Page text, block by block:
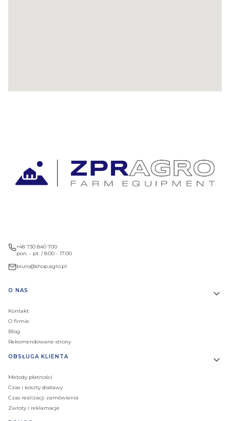
+48 730 840 700
pon. - pt. / 8:00 - 17:00
biuro@shop.agro.pl
Linki w stopce
O NAS
Kontakt
O firmie
Blog
Rekomendowane strony
OBSŁUGA KLIENTA
Metody płatności
Czas i koszty dostawy
Czas realizacji zamówienia
Zwroty i reklamacje